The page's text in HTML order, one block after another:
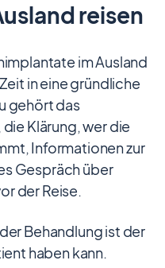
reisen
im Ausland
in eine gründliche
gehört das
Klärung, wer die
Informationen zur
Gespräch über
der Reise.
Behandlung ist der
haben kann.